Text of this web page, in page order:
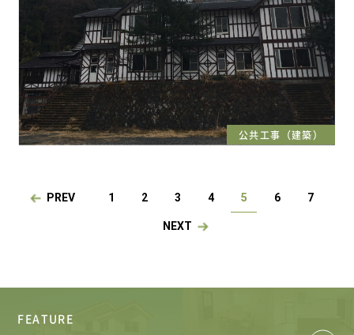
公共工事（建築）
PREV 1 2 3 4 5 6 7
NEXT
FEATURE